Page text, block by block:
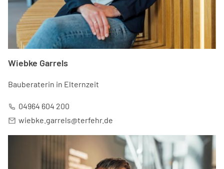
Wiebke Garrels
Bauberaterin in Elternzeit
04964 604 200
wiebke.garrels@terfehr.de